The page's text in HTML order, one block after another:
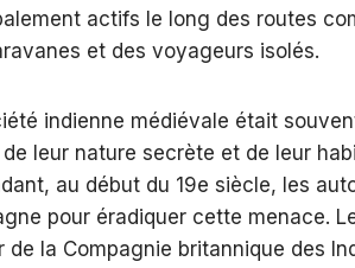
actifs le long des routes
et des voyageurs isolés.
indienne médiévale était
de leur nature secrète et de leur
au début du 19e siècle, les
pour éradiquer cette menace.
de la Compagnie britannique des